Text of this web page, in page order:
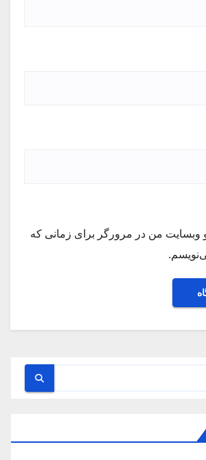
و وبسایت من در مرورگر برای زمانی که